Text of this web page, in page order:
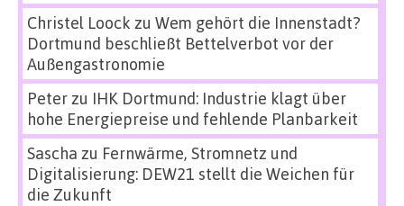
Christel Loock zu Wem gehört die Innenstadt?
Dortmund beschließt Bettelverbot vor der
Außengastronomie
Peterzu IHK Dortmund: Industrie klagt über
hohe Energiepreise und fehlende Planbarkeit
Sascha zu Fernwärme, Stromnetz und
Digitalisierung: DEW21 stellt die Weichen für
die Zukunft